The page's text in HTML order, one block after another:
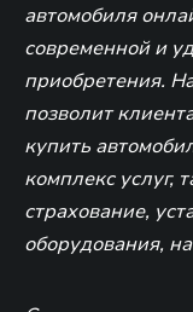
автомобиля
современной и
приобретения.
позволит
купить
комплекс услуг,
страхование,
оборудования,